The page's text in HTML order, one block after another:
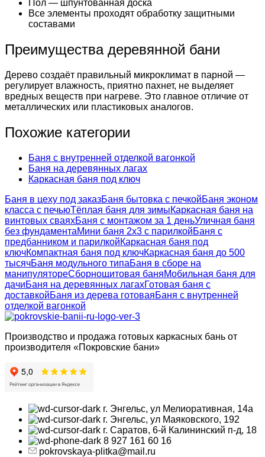
Пол — шпунтованная доска
Все элементы проходят обработку защитными
составами
Преимущества деревянной бани
Дерево создаёт правильный микроклимат в парной —
регулирует влажность, приятно пахнет, не выделяет
вредных веществ при нагреве. Это главное отличие от
металлических или пластиковых аналогов.
Похожие категории
Баня с внутренней отделкой вагонкой
Баня на деревянных лагах
Каркасная баня под ключ
Баня в цеху под заказБаня бытовка с печкойБаня эконом
класса с печьюТёплая баня для зимыКаркасная баня на
винтовых сваяхБаня с монтажом за 1 деньУличная баня
без фундаментаМини баня 2х3 с парилкойБаня с
предбанником и парилкойКаркасная баня под
ключКомпактная баня под ключКаркасная баня до 500
тысячБаня модульного типаБаня в сборе на
манипулятореСборнощитовая баняМобильная баня для
дачиБаня на деревянных лагахГотовая баня с
доставкойБаня из дерева готоваяБаня с внутренней
отделкой вагонкой
Производство и продажа готовых каркасных бань от
производителя «Покровские бани»
г. Энгельс, ул Мелиоративная, 14а
г. Энгельс, ул Маяковского, 192
г. Саратов, 6-й Калининский п-д, 18
8 927 161 60 16
pokrovskaya-plitka@mail.ru